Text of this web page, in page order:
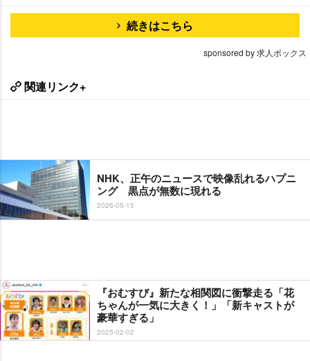
続きはこちら
sponsored by 求人ボックス
関連リンク+
NHK、正午のニュースで映像乱れるハプニ
ング 黒点が無数に現れる
2026-05-15
『おむすび』新たな相関図に衝撃走る「花
ちゃんが一気に大きく！」「新キャストが
豪華すぎる」
2025-02-02